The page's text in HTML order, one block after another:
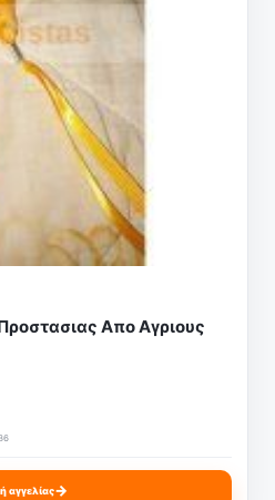
Απο Αγριους
αγγελίας→